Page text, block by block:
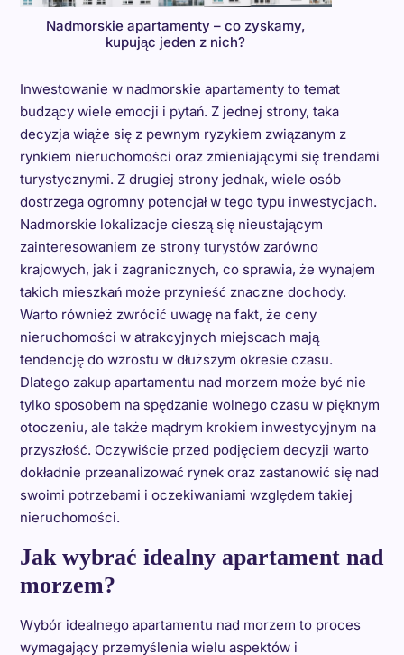
Nadmorskie apartamenty – co zyskamy,
kupując jeden z nich?
Inwestowanie w nadmorskie apartamenty to temat
budzący wiele emocji i pytań. Z jednej strony, taka
decyzja wiąże się z pewnym ryzykiem związanym z
rynkiem nieruchomości oraz zmieniającymi się trendami
turystycznymi. Z drugiej strony jednak, wiele osób
dostrzega ogromny potencjał w tego typu inwestycjach.
Nadmorskie lokalizacje cieszą się nieustającym
zainteresowaniem ze strony turystów zarówno
krajowych, jak i zagranicznych, co sprawia, że wynajem
takich mieszkań może przynieść znaczne dochody.
Warto również zwrócić uwagę na fakt, że ceny
nieruchomości w atrakcyjnych miejscach mają
tendencję do wzrostu w dłuższym okresie czasu.
Dlatego zakup apartamentu nad morzem może być nie
tylko sposobem na spędzanie wolnego czasu w pięknym
otoczeniu, ale także mądrym krokiem inwestycyjnym na
przyszłość. Oczywiście przed podjęciem decyzji warto
dokładnie przeanalizować rynek oraz zastanowić się nad
swoimi potrzebami i oczekiwaniami względem takiej
nieruchomości.
Jak wybrać idealny apartament nad
morzem?
Wybór idealnego apartamentu nad morzem to proces
wymagający przemyślenia wielu aspektów i